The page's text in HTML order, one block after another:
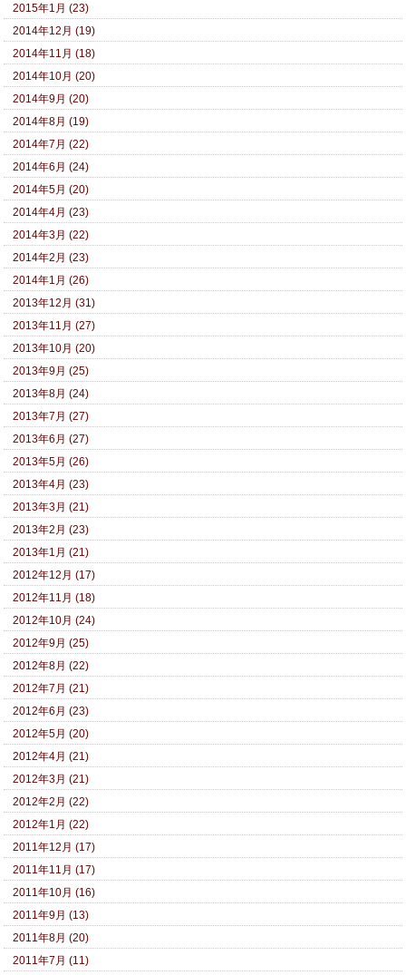
2015年1月 (23)
2014年12月 (19)
2014年11月 (18)
2014年10月 (20)
2014年9月 (20)
2014年8月 (19)
2014年7月 (22)
2014年6月 (24)
2014年5月 (20)
2014年4月 (23)
2014年3月 (22)
2014年2月 (23)
2014年1月 (26)
2013年12月 (31)
2013年11月 (27)
2013年10月 (20)
2013年9月 (25)
2013年8月 (24)
2013年7月 (27)
2013年6月 (27)
2013年5月 (26)
2013年4月 (23)
2013年3月 (21)
2013年2月 (23)
2013年1月 (21)
2012年12月 (17)
2012年11月 (18)
2012年10月 (24)
2012年9月 (25)
2012年8月 (22)
2012年7月 (21)
2012年6月 (23)
2012年5月 (20)
2012年4月 (21)
2012年3月 (21)
2012年2月 (22)
2012年1月 (22)
2011年12月 (17)
2011年11月 (17)
2011年10月 (16)
2011年9月 (13)
2011年8月 (20)
2011年7月 (11)